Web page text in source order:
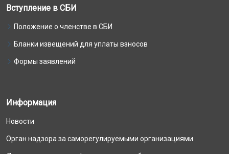
Вступление в СБИ
Положение о членстве в СБИ
Бланки извещений для уплаты взносов
Формы заявлений
Информация
Новости
Орган надзора за саморегулируемыми организациями